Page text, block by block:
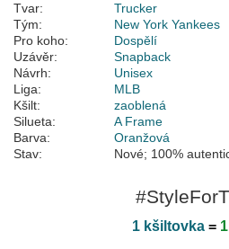
Tvar:
Trucker
Tým:
New York Yankees
Pro koho:
Dospělí
Uzávěr:
Snapback
Návrh:
Unisex
Liga:
MLB
Kšilt:
zaoblená
Silueta:
A Frame
Barva:
Oranžová
Stav:
Nové; 100%
1 kšiltovka=